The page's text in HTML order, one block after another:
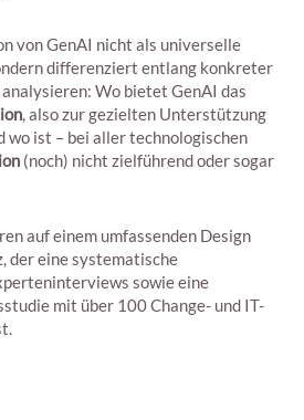
von GenAI nicht als universelle
differenziert entlang konkreter
Wo bietet GenAI das
, also zur gezielten Unterstützung
wo ist – bei aller technologischen
(noch) nicht zielführend oder sogar
auf einem umfassenden Design
der eine systematische
sowie eine
mit über 100 Change- und IT-